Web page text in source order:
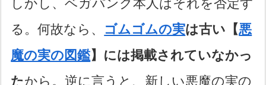
しかし、ベガパンク本人はそれを否定す
る。何故なら、
ゴムゴムの実は古い【悪
魔の実の図鑑】には掲載されていなかっ
たから。逆に言うと、新しい悪魔の実の